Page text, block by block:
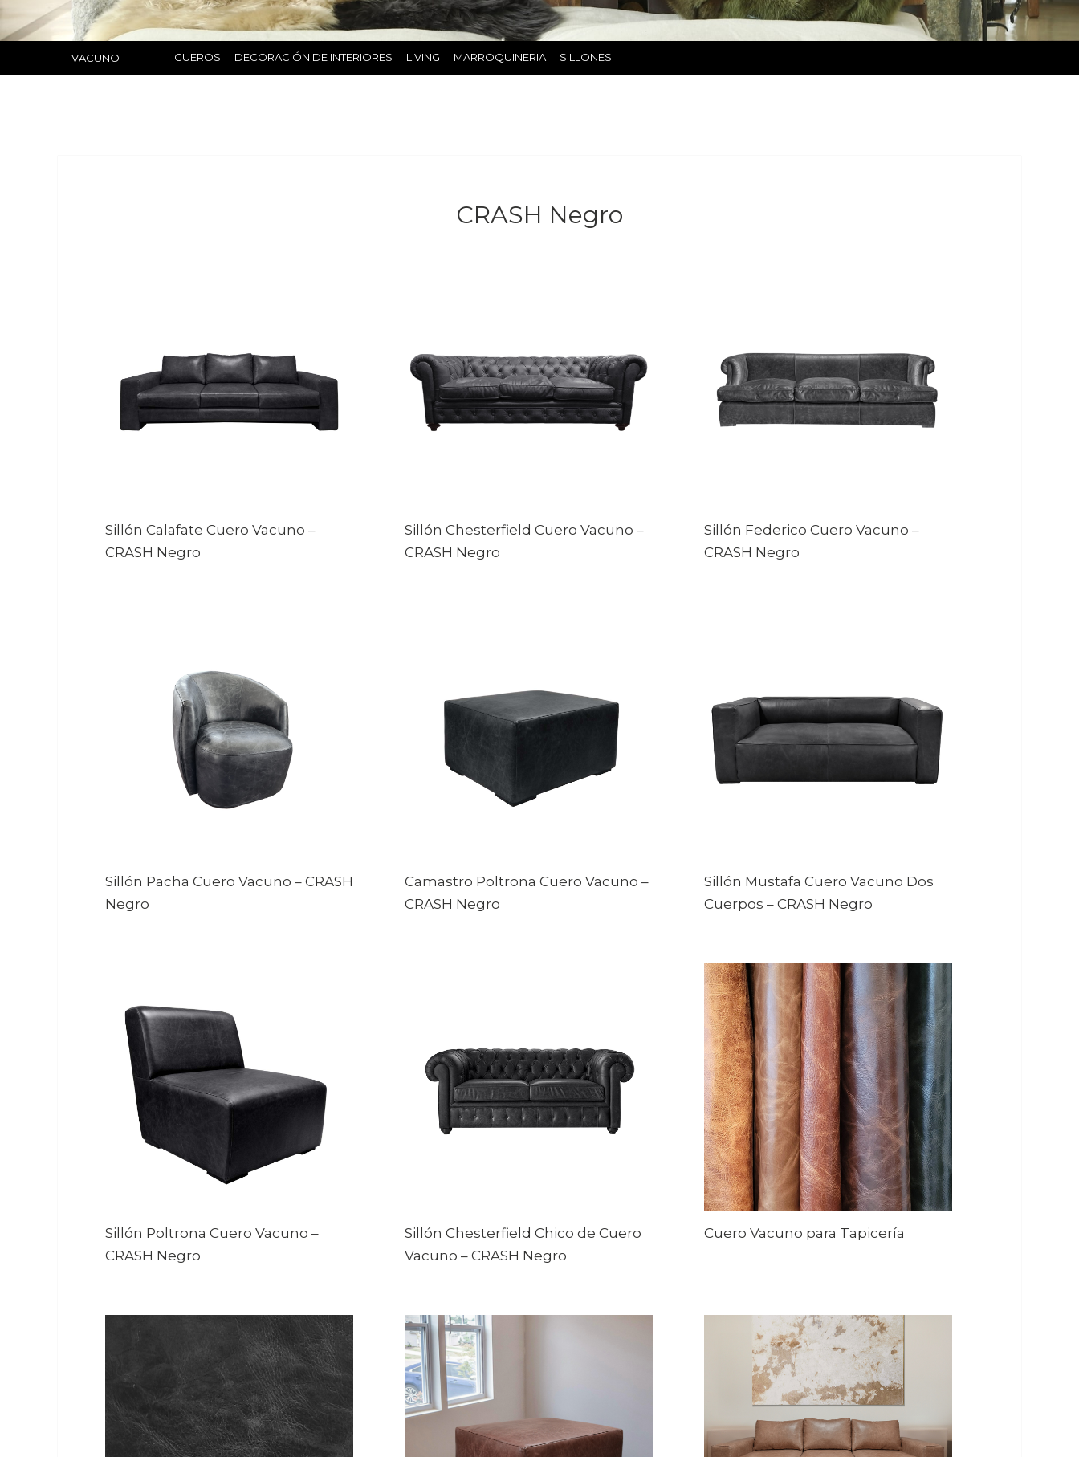
VACUNO CUEROS DECORACIÓN DE INTERIORES LIVING MARROQUINERIA SILLONES
CRASH Negro
Sillón Calafate Cuero Vacuno –
CRASH Negro
Sillón Chesterfield Cuero Vacuno –
CRASH Negro
Sillón Federico Cuero Vacuno –
CRASH Negro
Sillón Pacha Cuero Vacuno –CRASH
Negro
Camastro Poltrona Cuero Vacuno –
CRASH Negro
Sillón Mustafa Cuero Vacuno Dos
Cuerpos –CRASH Negro
Sillón Poltrona Cuero Vacuno –
CRASH Negro
Sillón Chesterfield Chico de Cuero
Vacuno –CRASH Negro
Cuero Vacuno para Tapicería